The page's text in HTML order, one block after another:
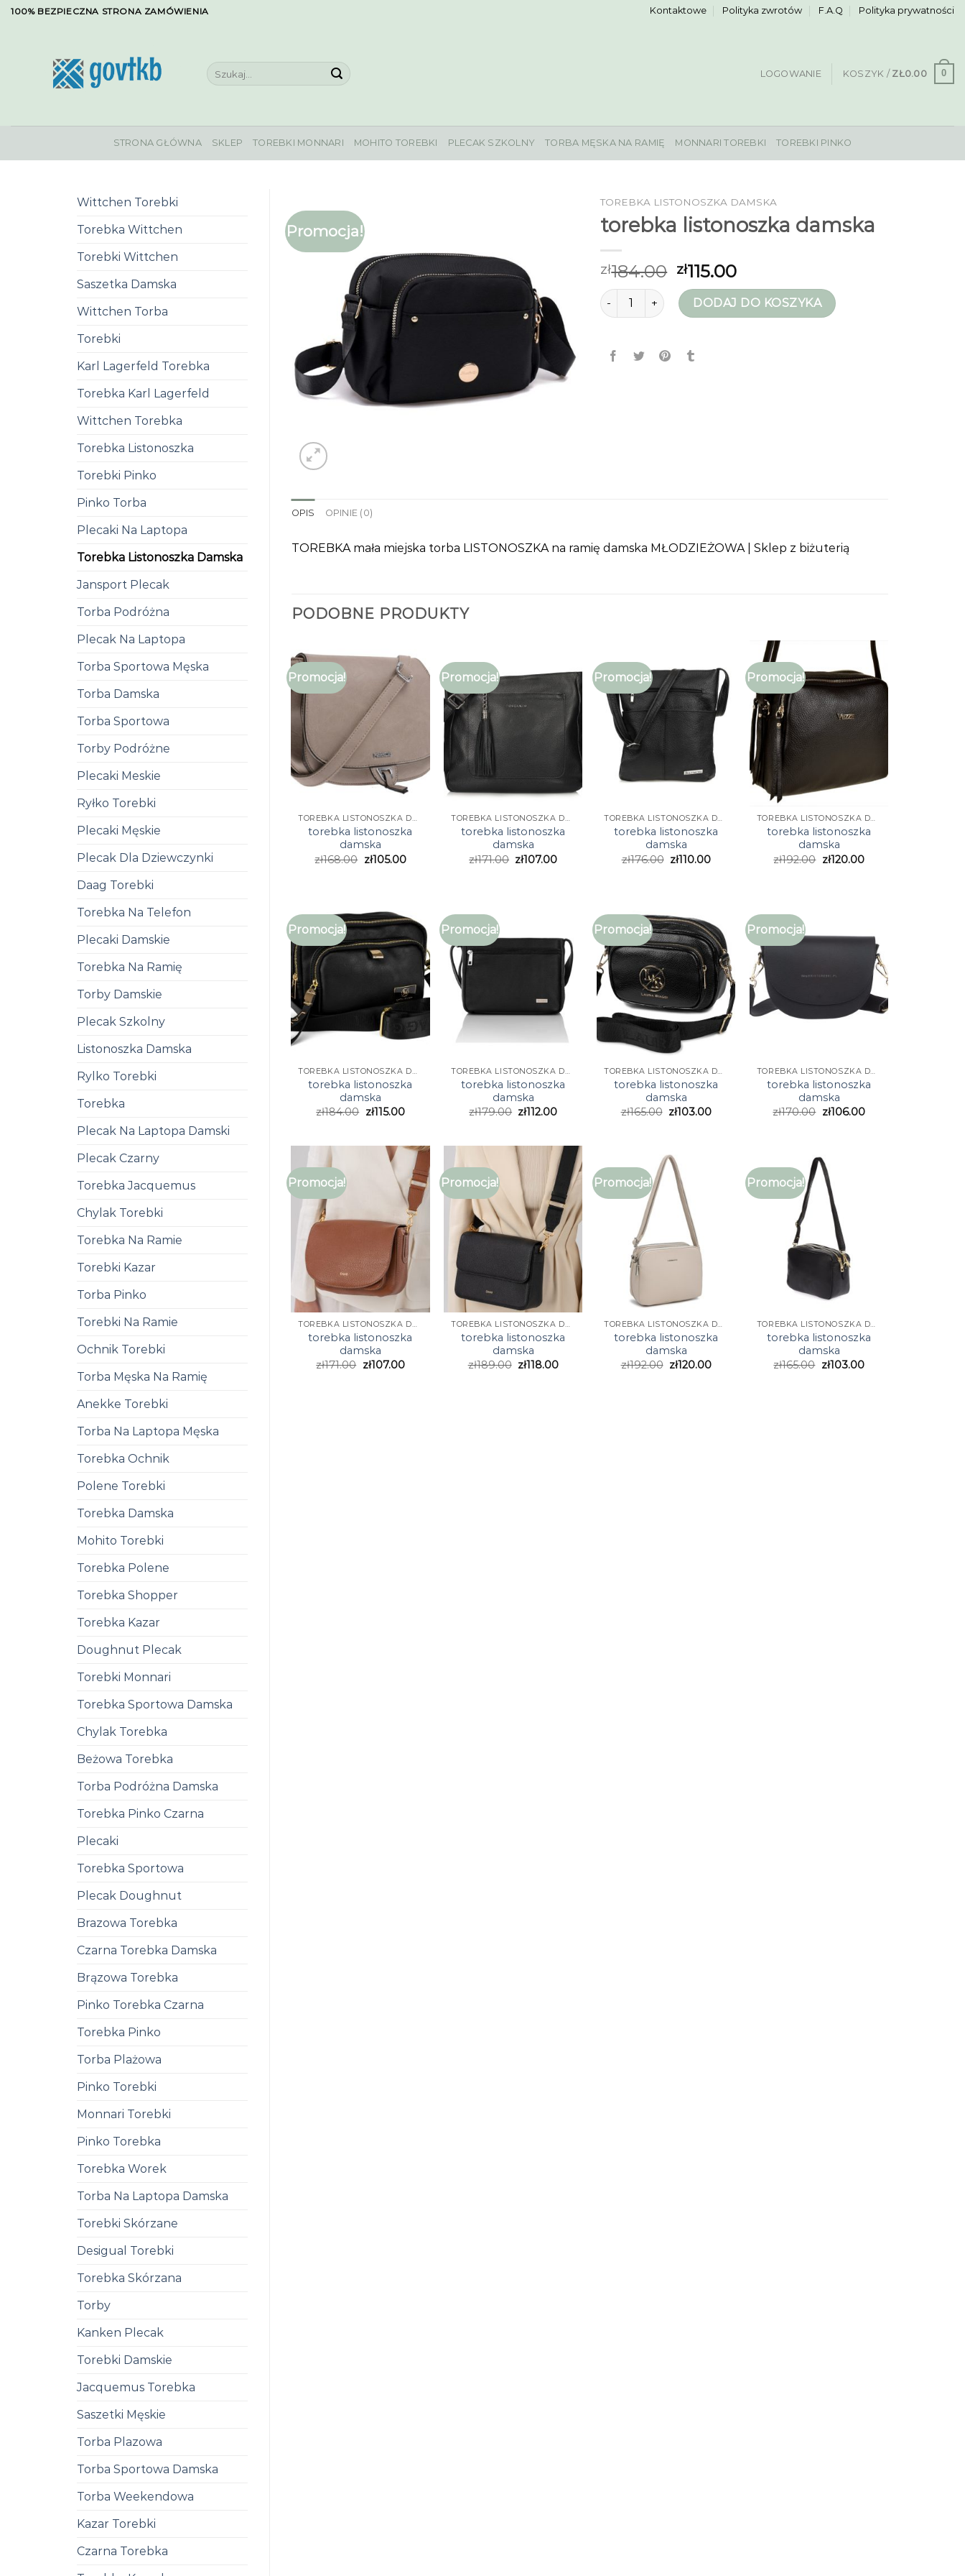
Skip100% BEZPIECZNA STRONA ZAMÓWIENIA Kontaktowe Polityka zwrotów F.A.Q Polityka prywatności
Szukaj:
LOGOWANIE KOSZYK / ZŁ0.00 0
STRONA GŁÓWNA SKLEP TOREBKI MONNARI MOHITO TOREBKI PLECAK SZKOLNY TORBA MĘSKA NA RAMIĘ MONNARI TOREBKI TOREBKI PINKO
Wittchen Torebki
Torebka Wittchen
Torebki Wittchen
Saszetka Damska
Wittchen Torba
Torebki
Karl Lagerfeld Torebka
Torebka Karl Lagerfeld
Wittchen Torebka
Torebka Listonoszka
Torebki Pinko
Pinko Torba
Plecaki Na Laptopa
Torebka Listonoszka Damska
Jansport Plecak
Torba Podróżna
Plecak Na Laptopa
Torba Sportowa Męska
Torba Damska
Torba Sportowa
Torby Podróżne
Plecaki Meskie
Ryłko Torebki
Plecaki Męskie
Plecak Dla Dziewczynki
Daag Torebki
Torebka Na Telefon
Plecaki Damskie
Torebka Na Ramię
Torby Damskie
Plecak Szkolny
Listonoszka Damska
Rylko Torebki
Torebka
Plecak Na Laptopa Damski
Plecak Czarny
Torebka Jacquemus
Chylak Torebki
Torebka Na Ramie
Torebki Kazar
Torba Pinko
Torebki Na Ramie
Ochnik Torebki
Torba Męska Na Ramię
Anekke Torebki
Torba Na Laptopa Męska
Torebka Ochnik
Polene Torebki
Torebka Damska
Mohito Torebki
Torebka Polene
Torebka Shopper
Torebka Kazar
Doughnut Plecak
Torebki Monnari
Torebka Sportowa Damska
Chylak Torebka
Beżowa Torebka
Torba Podróżna Damska
Torebka Pinko Czarna
Plecaki
Torebka Sportowa
Plecak Doughnut
Brazowa Torebka
Czarna Torebka Damska
Brązowa Torebka
Pinko Torebka Czarna
Torebka Pinko
Torba Plażowa
Pinko Torebki
Monnari Torebki
Pinko Torebka
Torebka Worek
Torba Na Laptopa Damska
Torebki Skórzane
Desigual Torebki
Torebka Skórzana
Torby
Kanken Plecak
Torebki Damskie
Jacquemus Torebka
Saszetki Męskie
Torba Plazowa
Torba Sportowa Damska
Torba Weekendowa
Kazar Torebki
Czarna Torebka
Promocja!
TOREBKA LISTONOSZKA DAMSKA
torebka listonoszka damska
zł184.00 zł115.00
ilość torebka listonoszka damska
DODAJ DO KOSZYKA
OPIS OPINIE (0)
TOREBKA mała miejska torba LISTONOSZKA na ramię damska MŁODZIEŻOWA | Sklep z biżuterią
PODOBNE PRODUKTY
Promocja!
TOREBKA LISTONOSZKA DAMSKA
torebka listonoszka
damska
zł168.00 zł105.00
Promocja!
TOREBKA LISTONOSZKA DAMSKA
torebka listonoszka
damska
zł171.00 zł107.00
Promocja!
TOREBKA LISTONOSZKA DAMSKA
torebka listonoszka
damska
zł176.00 zł110.00
Promocja!
TOREBKA LISTONOSZKA DAMSKA
torebka listonoszka
damska
zł192.00 zł120.00
Promocja!
TOREBKA LISTONOSZKA DAMSKA
torebka listonoszka
damska
zł184.00 zł115.00
Promocja!
TOREBKA LISTONOSZKA DAMSKA
torebka listonoszka
damska
zł179.00 zł112.00
Promocja!
TOREBKA LISTONOSZKA DAMSKA
torebka listonoszka
damska
zł165.00 zł103.00
Promocja!
TOREBKA LISTONOSZKA DAMSKA
torebka listonoszka
damska
zł170.00 zł106.00
Promocja!
TOREBKA LISTONOSZKA DAMSKA
torebka listonoszka
damska
zł171.00 zł107.00
Promocja!
TOREBKA LISTONOSZKA DAMSKA
torebka listonoszka
damska
zł189.00 zł118.00
Promocja!
TOREBKA LISTONOSZKA DAMSKA
torebka listonoszka
damska
zł192.00 zł120.00
Promocja!
TOREBKA LISTONOSZKA DAMSKA
torebka listonoszka
damska
zł165.00 zł103.00